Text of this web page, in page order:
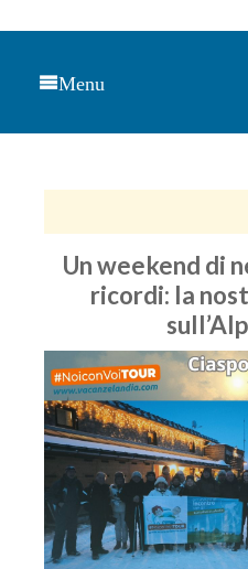
Menu
Un weekend di
ricordi: la